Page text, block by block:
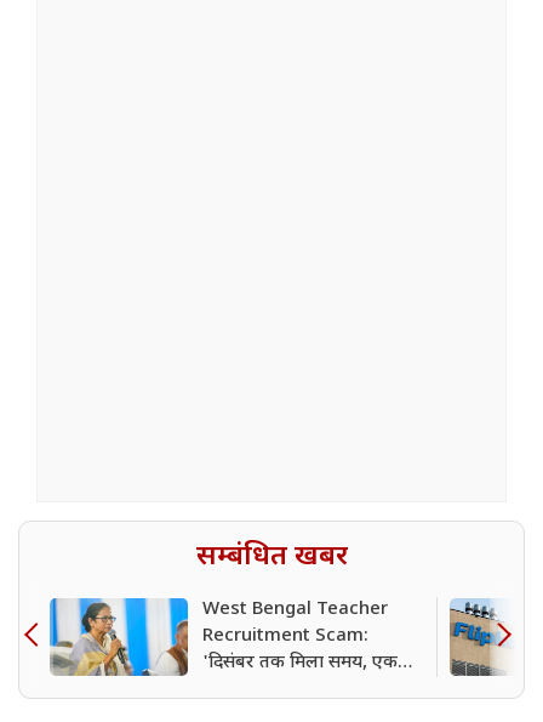
सम्बंधित खबर
West Bengal Teacher
Recruitment Scam:
'दिसंबर तक मिला समय, एक